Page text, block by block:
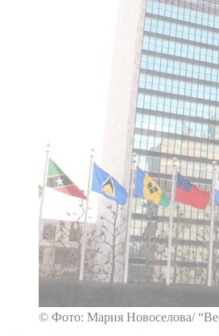
© Фото: Мария Новоселова/